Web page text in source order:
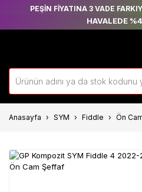
PEŞİN FİYATINA 3 VADE
HAVALEDE
Anasayfa SYM Fiddle Ön